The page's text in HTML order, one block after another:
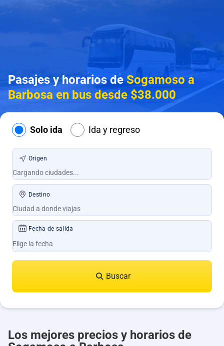
Pasajes y horarios deSogamoso a
Barbosa en bus desde $38.000
Solo ida Ida y regreso
Origen
Destino
Fecha de salida
Buscar
Los mejores precios y horarios de